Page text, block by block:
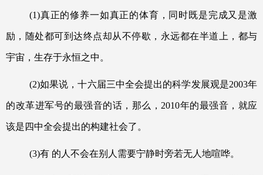
(1)真正的修养一如真正的体育，同时既是完成又是激
励，随处都可到达终点却从不停歇，永远都在半道上，都与
宇宙，生存于永恒之中。
(2)如果说，十六届三中全会提出的科学发展观是2003年
的改革进军号的最强音的话，那么， 2010年的最强音，就应
该是四中全会提出的构建社会了。
(3)有 的人不会在别人需要宁静时旁若无人地喧哗。